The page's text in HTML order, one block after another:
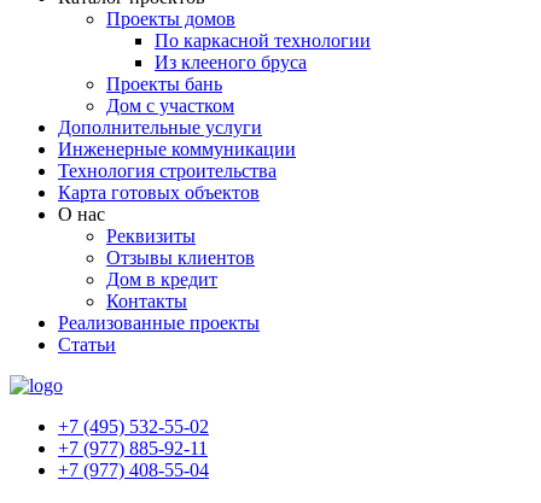
Проекты домов
По каркасной технологии
Из клееного бруса
Проекты бань
Дом с участком
Дополнительные услуги
Инженерные коммуникации
Технология строительства
Карта готовых объектов
О нас
Реквизиты
Отзывы клиентов
Дом в кредит
Контакты
Реализованные проекты
Статьи
+7 (495) 532-55-02
+7 (977) 885-92-11
+7 (977) 408-55-04